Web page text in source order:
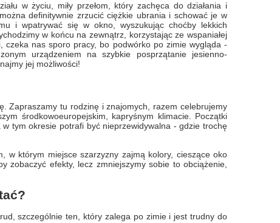
w życiu, miły przełom, który zachęca do działania i
definitywnie zrzucić ciężkie ubrania i schować je w
i wpatrywać się w okno, wyszukując choćby lekkich
w końcu na zewnątrz, korzystając ze wspaniałej
czeka nas sporo pracy, bo podwórko po zimie wygląda -
urządzeniem na szybkie posprzątanie jesienno-
jej możliwości!
Zapraszamy tu rodzinę i znajomych, razem celebrujemy
środkowoeuropejskim, kapryśnym klimacie. Początki
tym okresie potrafi być nieprzewidywalna - gdzie trochę
w którym miejsce szarzyzny zajmą kolory, cieszące oko
zobaczyć efekty, lecz zmniejszymy sobie to obciążenie,
szczególnie ten, który zalega po zimie i jest trudny do